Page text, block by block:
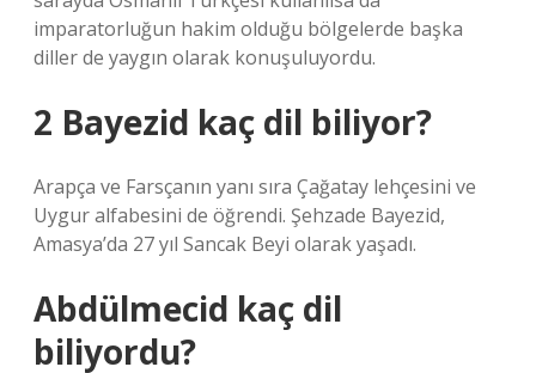
imparatorluğun hakim olduğu bölgelerde başka
diller de yaygın olarak konuşuluyordu.
2 Bayezid kaç dil biliyor?
Arapça ve Farsçanın yanı sıra Çağatay lehçesini ve
Uygur alfabesini de öğrendi. Şehzade Bayezid,
Amasya’da 27 yıl Sancak Beyi olarak yaşadı.
Abdülmecid kaç dil
biliyordu?